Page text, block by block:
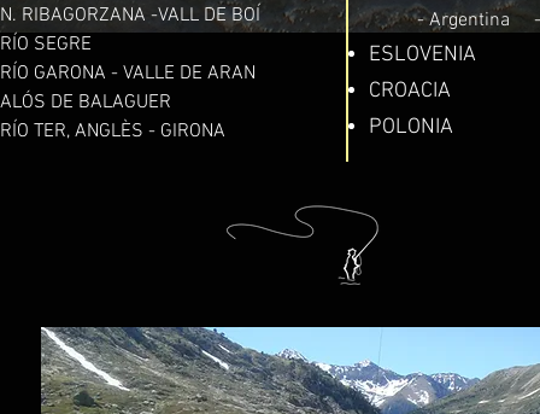
- Argentina
ESLOVENIA
CROACIA
POLONIA
RIBAGORZANA -VALL DE BOÍ
SEGRE
GARONA - VALLE DE ARAN
DE BALAGUER
TER, ANGLÈS - GIRONA